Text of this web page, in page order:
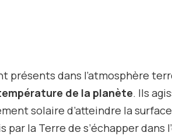
présents dans l’atmosphère
de la planète. Ils
solaire d’atteindre la
la Terre de s’échapper dans